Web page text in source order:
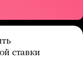
ставки